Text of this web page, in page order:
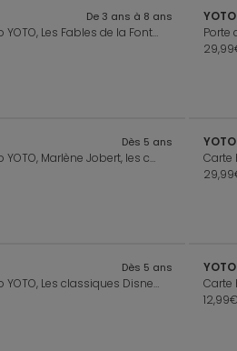
De 3 ans à 8 ans
Carte histoire audio YOTO, Les Fables de la Fontaine
YOTO
Porte
Dès 5 ans
Carte histoire audio YOTO, Marlène Jobert, les contes et musiques du monde
YOTO
Carte
Dès 5 ans
Carte histoire audio YOTO, Les classiques Disney Volume 1
YOTO
12,99€